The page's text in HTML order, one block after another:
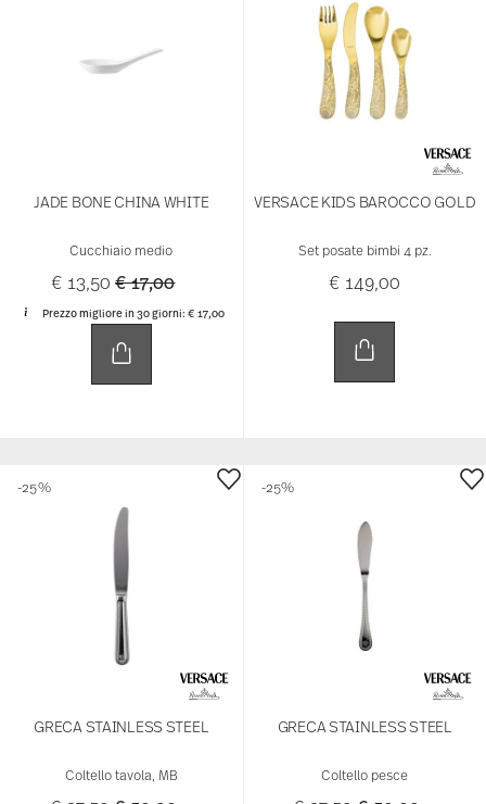
JADE BONE CHINA WHITE
Cucchiaio medio
€ 13,50Price reduced from
€ 17,00to
Prezzo migliore in 30 giorni: € 17,00
VERSACE KIDS BAROCCO GOLD
Set posate bimbi 4 pz.
€ 149,00
GRECA STAINLESS STEEL
Coltello tavola, MB
-25%
GRECA STAINLESS STEEL
Coltello pesce
-25%